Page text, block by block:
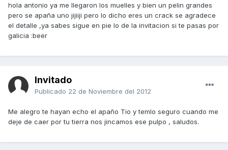
hola antonio ya me llegaron los muelles y bien un pelin grandes
pero se apaña uno jijiiji pero lo dicho eres un crack se agradece
el detalle ,ya sabes sigue en pie lo de la invitacion si te pasas por
galicia :beer
Invitado
Publicado 22 de Noviembre del 2012
Me alegro te hayan echo el apaño Tio y temlo seguro cuando me
deje de caer por tu tierra nos jincamos ese pulpo , saludos.